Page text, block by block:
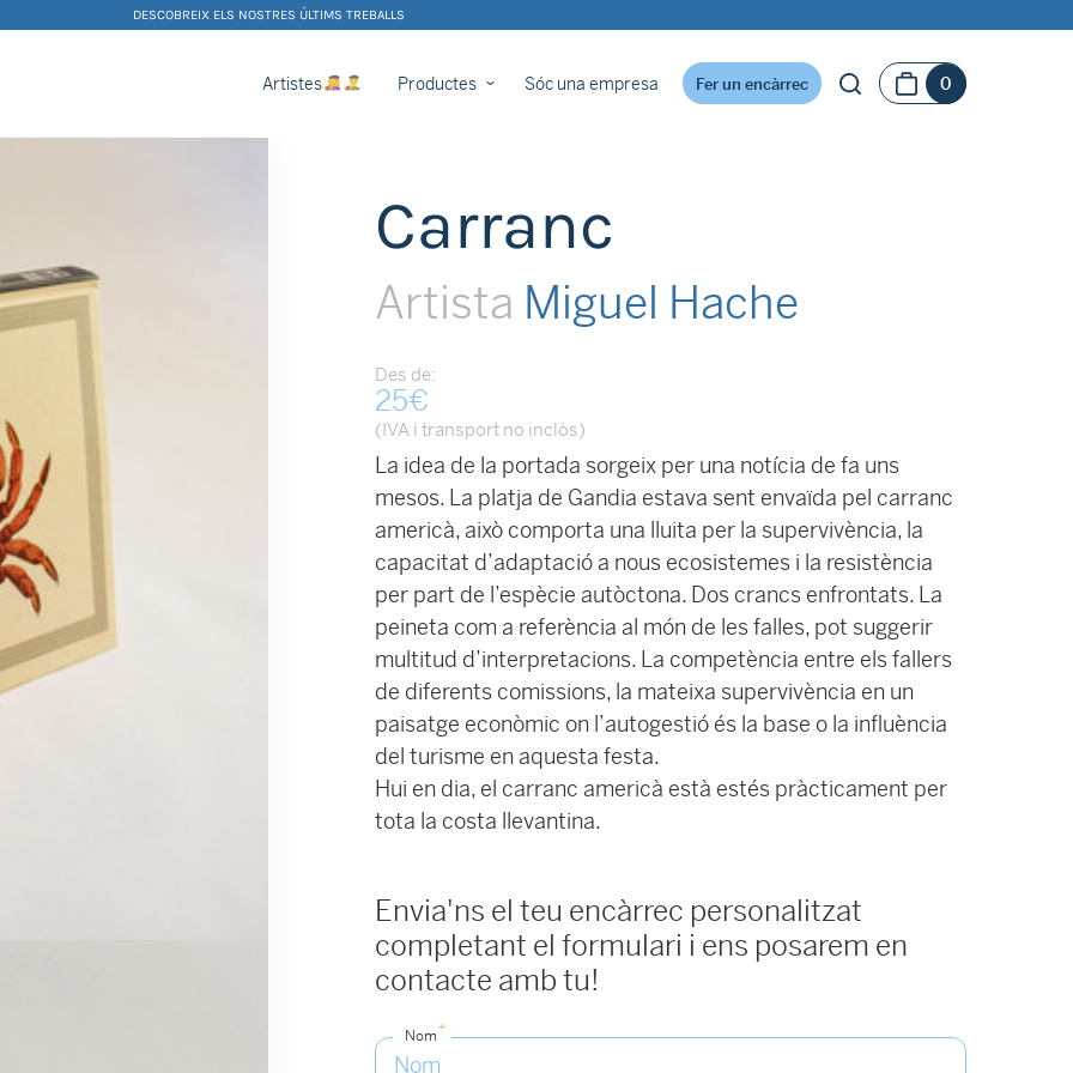
DESCOBREIX ELS NOSTRES ÚLTIMS TREBALLS
Artistes Productes Sóc una empresa Fer un encàrrec 0
Carranc
Artista Miguel Hache
Des de:
25€
(IVA i transport no inclòs)
La idea de la portada sorgeix per una notícia de fa uns
mesos. La platja de Gandia estava sent envaïda pel carranc
americà, això comporta una lluita per la supervivència, la
capacitat d’adaptació a nous ecosistemes i la resistència
per part de l’espècie autòctona. Dos crancs enfrontats. La
peineta com a referència al món de les falles, pot suggerir
multitud d’interpretacions. La competència entre els fallers
de diferents comissions, la mateixa supervivència en un
paisatge econòmic on l’autogestió és la base o la influència
del turisme en aquesta festa.
Hui en dia, el carranc americà està estés pràcticament per
tota la costa llevantina.
Envia'ns el teu encàrrec personalitzat
completant el formulari i ens posarem en
contacte amb tu!
Nom*